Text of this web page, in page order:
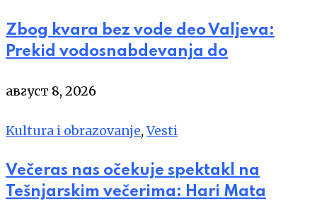
Zbog kvara bez vode deo Valjeva:
Prekid vodosnabdevanja do
август 8, 2026
Kultura i obrazovanje,Vesti
Večeras nas očekuje spektakl na
Tešnjarskim večerima: Hari Mata